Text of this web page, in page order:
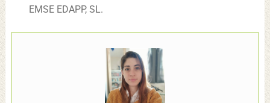
EMSE EDAPP, SL.